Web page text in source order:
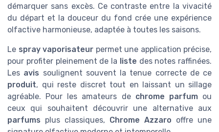
démarquer sans excès. Ce contraste entre la vivacité
du départ et la douceur du fond crée une expérience
olfactive harmonieuse, adaptée à toutes les saisons.
Le spray vaporisateur permet une application précise,
pour profiter pleinement de la liste des notes raffinées.
Les avis soulignent souvent la tenue correcte de ce
produit, qui reste discret tout en laissant un sillage
agréable. Pour les amateurs de chrome parfumou
ceux qui souhaitent découvrir une alternative aux
parfums plus classiques, Chrome Azzaro offre une